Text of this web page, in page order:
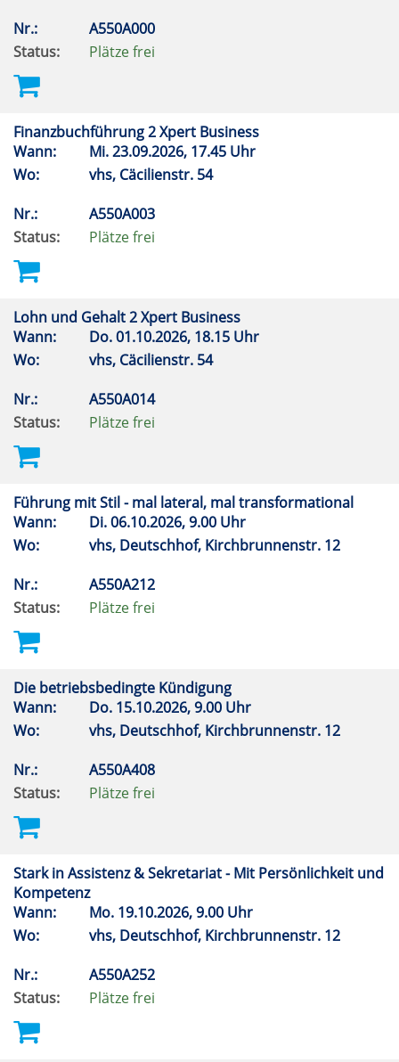
Nr.:
A550A000
Status:
Plätze frei
Finanzbuchführung 2 Xpert Business
Wann:
Mi.23.09.2026, 17.45 Uhr
Wo:
vhs, Cäcilienstr. 54
Nr.:
A550A003
Status:
Plätze frei
Lohn und Gehalt 2 Xpert Business
Wann:
Do.01.10.2026, 18.15 Uhr
Wo:
vhs, Cäcilienstr. 54
Nr.:
A550A014
Status:
Plätze frei
Führung mit Stil - mal lateral, mal transformational
Wann:
Di.06.10.2026, 9.00 Uhr
Wo:
vhs, Deutschhof, Kirchbrunnenstr. 12
Nr.:
A550A212
Status:
Plätze frei
Die betriebsbedingte Kündigung
Wann:
Do. 15.10.2026, 9.00 Uhr
Wo:
vhs, Deutschhof, Kirchbrunnenstr. 12
Nr.:
A550A408
Status:
Plätze frei
Stark in Assistenz & Sekretariat - Mit Persönlichkeit und
Kompetenz
Wann:
Mo. 19.10.2026, 9.00 Uhr
Wo:
vhs, Deutschhof, Kirchbrunnenstr. 12
Nr.:
A550A252
Status:
Plätze frei